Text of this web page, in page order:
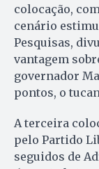
colocação,
cenário
Pesquisas,
vantagem
governador
pontos, o
A terceira
pelo Partido
seguidos de